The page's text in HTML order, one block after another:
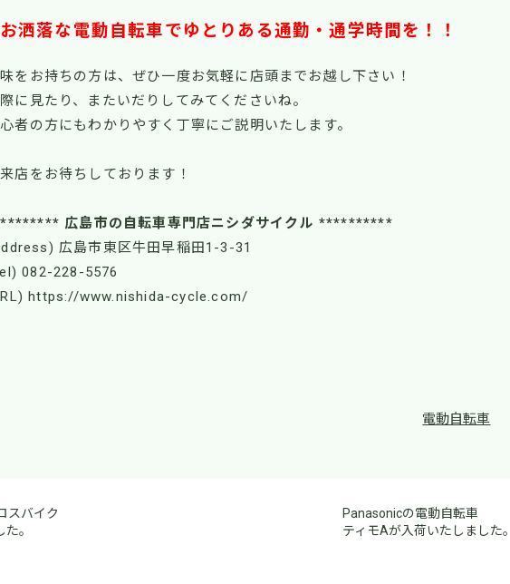
洒落な電動自転車でゆとりある通勤・通学時間を！！
をお持ちの方は、ぜひ一度お気軽に店頭までお越し下さい！
に見たり、またいだりしてみてくださいね。
者の方にもわかりやすく丁寧にご説明いたします。
店をお待ちしております！
広島市の自転車専門店ニシダサイクル **********
広島市東区牛田早稲田1-3-31
082-228-5576
https://www.nishida-cycle.com/
電動自転車
スバイク
。
Panasonicの電動自転車
ティモAが入荷いたしました。